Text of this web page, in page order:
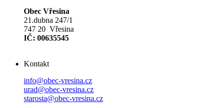
Obec Vřesina
21.dubna 247/1
747 20 Vřesina
IČ: 00635545
Kontakt
info@obec-vresina.cz
urad@obec-vresina.cz
starosta@obec-vresina.cz